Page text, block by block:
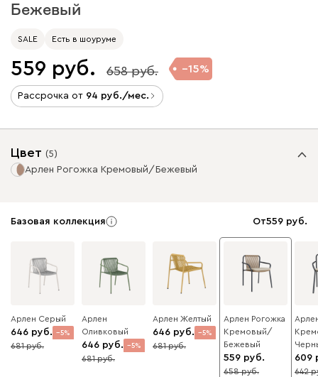
Бежевый
SALE Есть в шоуруме
559 658 15
Рассрочка от 94 /мес.
Цвет (5)
Арлен Рогожка Кремовый/Бежевый
Базовая коллекция От559
Арлен Серый
646 5
681
Арлен
Оливковый
646 5
681
Арлен Желтый
646 5
681
Арлен Рогожка
Кремовый/
Бежевый
559
15
658
609
642